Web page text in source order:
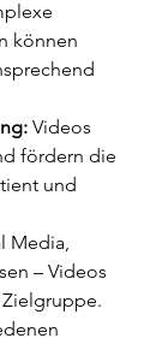
können
Videos
fördern die
und
Media,
– Videos